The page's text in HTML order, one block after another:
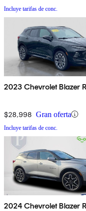
Incluye tarifas de conc.
2023 Chevrolet Blazer
$28,998 Gran oferta
Incluye tarifas de conc.
2024 Chevrolet Blazer